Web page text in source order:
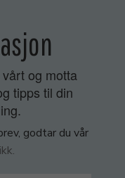
og motta
tipps til din
godtar du vår